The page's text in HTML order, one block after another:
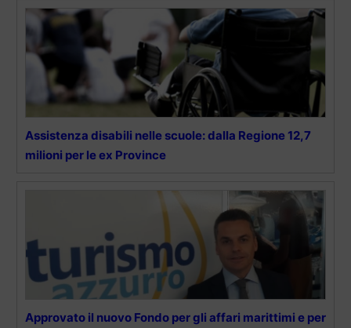
Assistenza disabili nelle scuole: dalla Regione 12,7
milioni per le ex Province
Approvato il nuovo Fondo per gli affari marittimi e per